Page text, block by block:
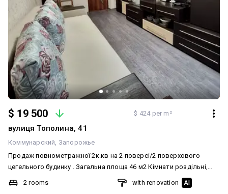
$ 19 500 $ 424 per m²
вулиця Тополина, 41
Коммунарский Запорожье
Продаж повнометражної 2к.кв на 2 поверсі/2 поверхового
цегельного будинку . Загальна площа 46 м2 Кімнати роздільні,
14,5 та 14 м2 Кухня 8 м2 Висока стеля 3 м С/ в з душовою кабіною
2 rooms
with renovation AI